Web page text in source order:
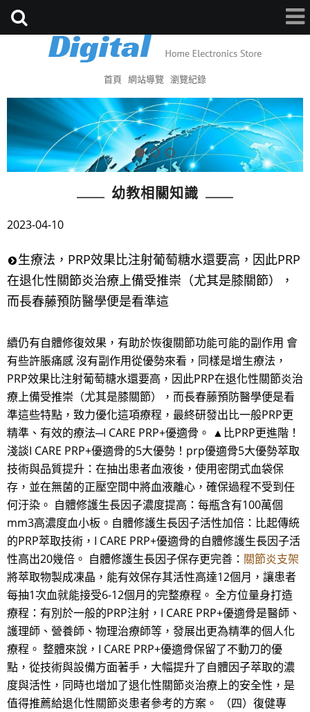
首頁 網站導覽 瀏覽紀錄
幼教相關知識
2023-04-10
生療法，PRP效果比注射葡萄糖水還要高，因此PRP
在退化性關節炎治療上備受推崇（尤其是膝關節），
而長春藤預防醫學便是看準這
續仍有自體修復效果，有助於恢復關節功能可能的副作用 會
有些許脹痛感 沒有副作用從優勢來看，同樣是增生療法，
PRP效果比注射葡萄糖水還要高，因此PRP在退化性關節炎治
療上備受推崇（尤其是膝關節），而長春藤預防醫學便是看
準這些特點，致力優化這項療程，最終研發出比一般PRP更
精準、有效的療法─I CARE PRP+優適骨。 ▲比PRP更進階！
淺談I CARE PRP+優適骨的5大優勢！prp優適骨5大優勢萃取
技術與品質提升：在抽出患者血液後，使用密閉式血袋保
存，並在無菌的正壓空間中將血液離心，確保過程不受到任
何汙染。 自體修護生長因子濃度提高：每瓶含有100萬個
mm3高濃度血小板。自體修護生長因子活性加倍：比起傳統
的PRP萃取技術，I CARE PRP+優適骨的自體修護生長因子活
性高出20幾倍。 自體修護生長因子保存更完善： 關節炎支架
將萃取物製成凍晶，能有效保存其活性高達12個月，讓患者
每抽1次血就能接受6-12個月的完整療程。 全方位量身打造
療程：有別於一般的PRP注射，I CARE PRP+優適骨是醫師、
護理師、營養師、物理治療師等，發展出更為精準的個人化
療程。 整體來說，I CARE PRP+優適骨保留了不動刀的優
點，從技術與設備方面著手，大幅提升了自體因子萃取的濃
度與活性，同時也增加了退化性關節炎治療上的安全性，是
值得推薦給退化性關節炎患者參考的方案。 （四）復健專